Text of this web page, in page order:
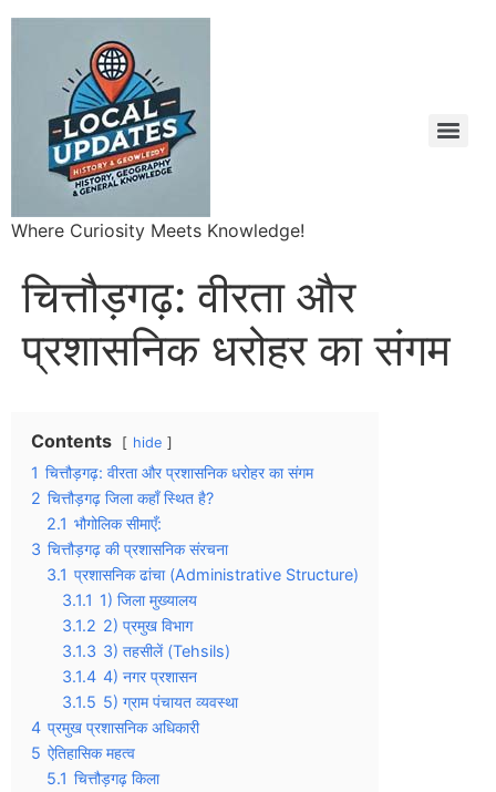
Where Curiosity Meets Knowledge!
चित्तौड़गढ़: वीरता और
प्रशासनिक धरोहर का संगम
Contents hide
1 चित्तौड़गढ़: वीरता और प्रशासनिक धरोहर का संगम
2 चित्तौड़गढ़ जिला कहाँ स्थित है?
2.1 भौगोलिक सीमाएँ:
3 चित्तौड़गढ़ की प्रशासनिक संरचना
3.1 प्रशासनिक ढांचा (Administrative Structure)
3.1.1 1) जिला मुख्यालय
3.1.2 2) प्रमुख विभाग
3.1.3 3) तहसीलें (Tehsils)
3.1.4 4) नगर प्रशासन
3.1.5 5) ग्राम पंचायत व्यवस्था
4 प्रमुख प्रशासनिक अधिकारी
5 ऐतिहासिक महत्व
5.1 चित्तौड़गढ़ किला